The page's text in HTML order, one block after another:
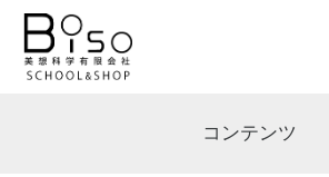
コンテンツ